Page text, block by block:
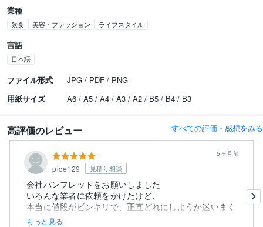
業種
飲食 美容・ファッション ライフスタイル
言語
日本語
ファイル形式
JPG / PDF / PNG
用紙サイズ
A6 / A5 / A4 / A3 / A2 / B5 / B4 / B3
高評価のレビュー すべての評価・感想をみる
pice129 見積り相談
5ヶ月前
会社パンフレットをお願いしました
いろんな業者に依頼をかけたけど、
本当に値段がピンキリで、正直どれにしようか迷いまく
り...
もっと見る